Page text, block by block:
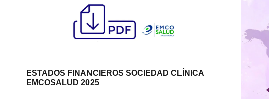
ESTADOS FINANCIEROS SOCIEDAD CLÍNICA
EMCOSALUD 2025